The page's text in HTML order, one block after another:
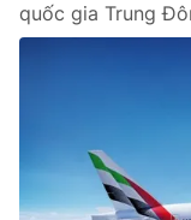
quốc gia Trung